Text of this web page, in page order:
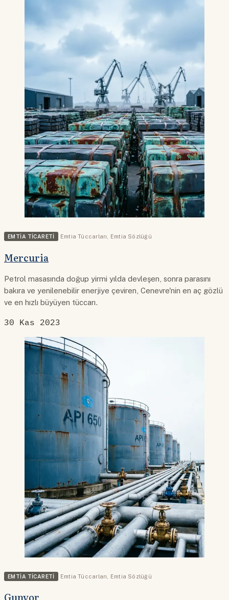
EMTIA TICARETI Emtia Tüccarları Emtia Sözlüğü
Mercuria
Petrol masasında doğup yirmi yılda devleşen, sonra parasını
bakıra ve yenilenebilir enerjiye çeviren, Cenevre'nin en aç gözlü
ve en hızlı büyüyen tüccarı.
30 Kas 2023
EMTIA TICARETI Emtia Tüccarları Emtia Sözlüğü
Gunvor